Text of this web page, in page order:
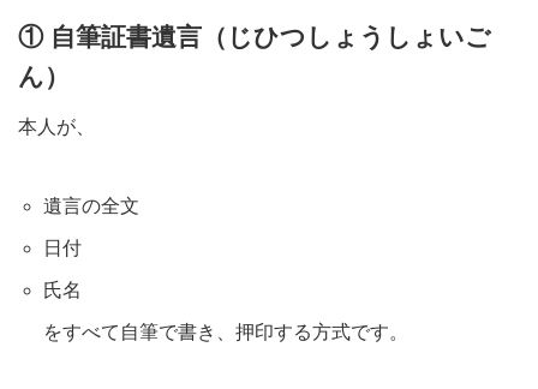
① 自筆証書遺言（じひつしょうしょいご
ん）
本人が、
遺言の全文
日付
氏名
をすべて自筆で書き、押印する方式です。